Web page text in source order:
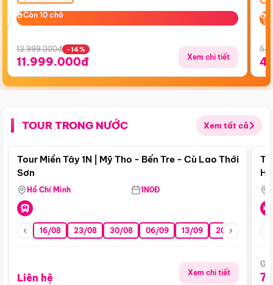
Còn 10 chỗ
Còn 10 chỗ
13.999.000đ -14%
11.999.000đ Xem chi tiết
TOUR TRONG NƯỚC Xem tất cả
Điểm nổi bật
Tour Miền Tây 1N | Mỹ Tho - Bến Tre - Cù Lao Thới
Sơn
Hồ Chí Minh 1N0Đ
16/08 23/08 30/08 06/09 13/09 20/09 27/09
Liên hệ Xem chi tiết